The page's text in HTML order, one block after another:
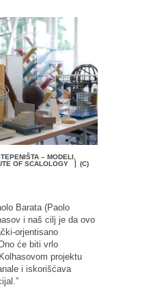
– MODELI,
OF SCALOLOGY ❘ (C)
Barata (Paolo
i naš cilj je da ovo
orjentisano
će biti vrlo
projektu
i iskorišćava